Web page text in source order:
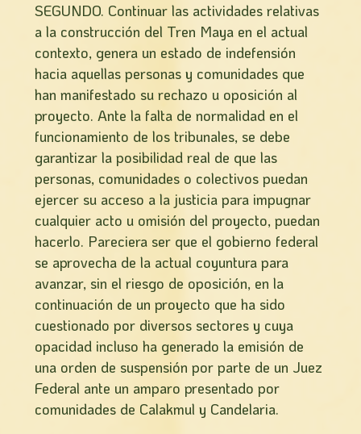
SEGUNDO. Continuar las actividades relativas
a la construcción del Tren Maya en el actual
contexto, genera un estado de indefensión
hacia aquellas personas y comunidades que
han manifestado su rechazo u oposición al
proyecto. Ante la falta de normalidad en el
funcionamiento de los tribunales, se debe
garantizar la posibilidad real de que las
personas, comunidades o colectivos puedan
ejercer su acceso a la justicia para impugnar
cualquier acto u omisión del proyecto, puedan
hacerlo. Pareciera ser que el gobierno federal
se aprovecha de la actual coyuntura para
avanzar, sin el riesgo de oposición, en la
continuación de un proyecto que ha sido
cuestionado por diversos sectores y cuya
opacidad incluso ha generado la emisión de
una orden de suspensión por parte de un Juez
Federal ante un amparo presentado por
comunidades de Calakmul y Candelaria.